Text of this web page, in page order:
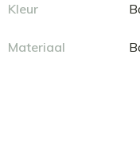
Kleur
Materiaal